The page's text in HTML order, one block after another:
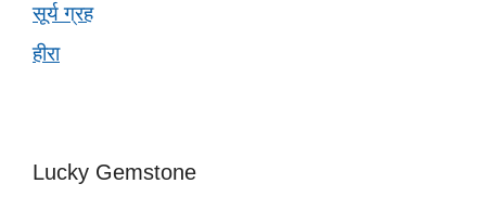
सूर्य ग्रह
हीरा
Lucky Gemstone